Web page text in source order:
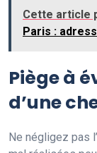
Cette article
Paris :
Piège à
d’une
Ne négligez pas